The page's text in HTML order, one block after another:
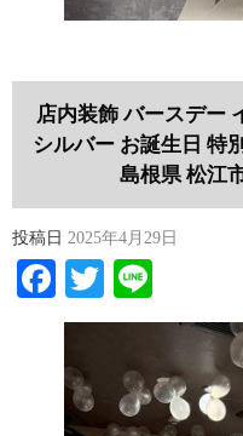
店内装飾 バースデー
シルバー お誕生日 特
島根県 松江
投稿日 2025年4月29日
Facebook
Twitter